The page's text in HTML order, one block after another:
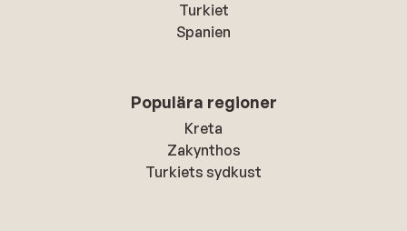
Turkiet
Spanien
Populära regioner
Kreta
Zakynthos
Turkiets sydkust